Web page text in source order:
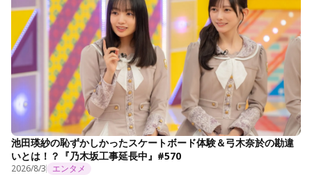
池田瑛紗の恥ずかしかったスケートボード体験＆弓木奈於の勘違
いとは！？『乃木坂工事延長中』#570
2026/8/3 エンタメ